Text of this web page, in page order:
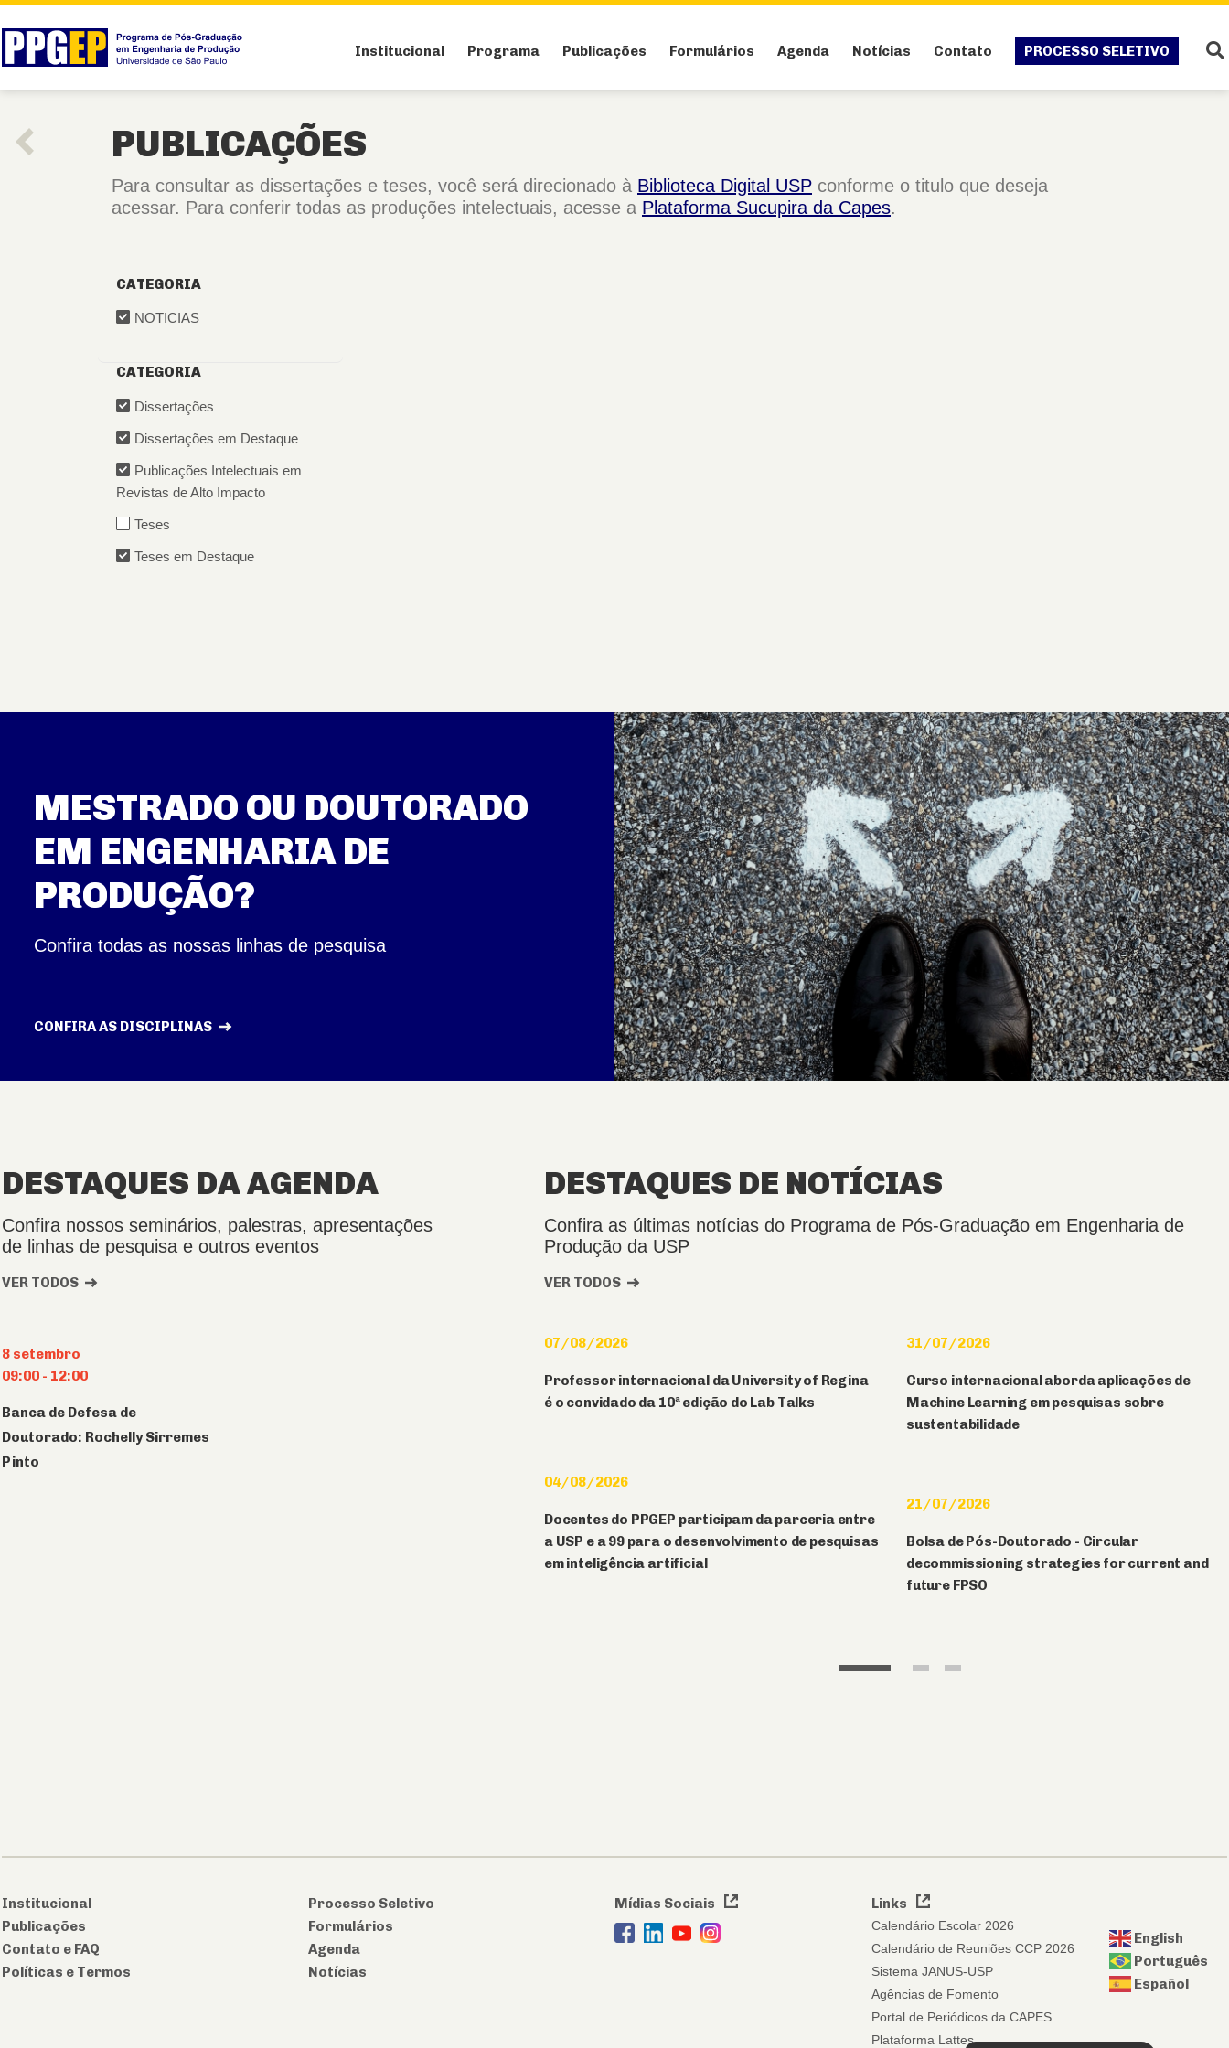
Institucional Programa Publicações Formulários Agenda Notícias Contato PROCESSO SELETIVO
PUBLICAÇÕES
Para consultar as dissertações e teses, você será direcionado à Biblioteca Digital USP conforme o titulo que deseja
acessar. Para conferir todas as produções intelectuais, acesse a Plataforma Sucupira da Capes.
CATEGORIA
NOTICIAS
CATEGORIA
Dissertações
Dissertações em Destaque
Publicações Intelectuais em
Revistas de Alto Impacto
Teses
Teses em Destaque
MESTRADO OU DOUTORADO
EM ENGENHARIA DE
PRODUÇÃO?
Confira todas as nossas linhas de pesquisa
CONFIRA AS DISCIPLINAS
DESTAQUES DA AGENDA
Confira nossos seminários, palestras, apresentações
de linhas de pesquisa e outros eventos
VER TODOS
8 setembro
09:00 - 12:00
Banca de Defesa de
Doutorado: Rochelly Sirremes
Pinto
DESTAQUES DE NOTÍCIAS
Confira as últimas notícias do Programa de Pós-Graduação em Engenharia de
Produção da USP
VER TODOS
07/08/2026
Professor internacional da University of Regina
é o convidado da 10ª edição do Lab Talks
04/08/2026
Docentes do PPGEP participam da parceria entre
a USP e a 99 para o desenvolvimento de pesquisas
em inteligência artificial
31/07/2026
Curso internacional aborda aplicações de
Machine Learning em pesquisas sobre
sustentabilidade
21/07/2026
Bolsa de Pós-Doutorado - Circular
decommissioning strategies for current and
future FPSO
1 2 3
Institucional
Publicações
Contato e FAQ
Políticas e Termos
Processo Seletivo
Formulários
Agenda
Notícias
Mídias Sociais Links
Calendário Escolar 2026
Calendário de Reuniões CCP 2026
Sistema JANUS-USP
Agências de Fomento
Portal de Periódicos da CAPES
Plataforma Lattes
English
Português
Español